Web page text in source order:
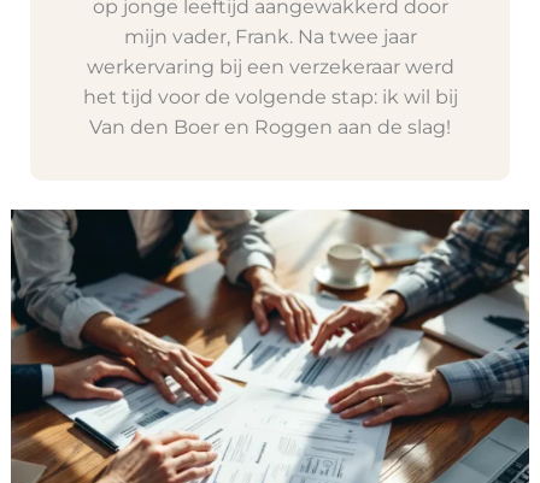
op jonge leeftijd aangewakkerd door
mijn vader, Frank. Na twee jaar
werkervaring bij een verzekeraar werd
het tijd voor de volgende stap: ik wil bij
Van den Boer en Roggen aan de slag!